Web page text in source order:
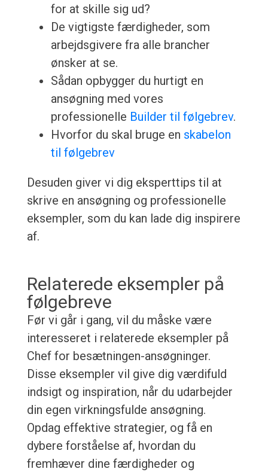
for at skille sig ud?
De vigtigste færdigheder, som
arbejdsgivere fra alle brancher
ønsker at se.
Sådan opbygger du hurtigt en
ansøgning med vores
professionelle Builder til følgebrev.
Hvorfor du skal bruge en skabelon
til følgebrev
Desuden giver vi dig eksperttips til at
skrive en ansøgning og professionelle
eksempler, som du kan lade dig inspirere
af.
Relaterede eksempler på
følgebreve
Før vi går i gang, vil du måske være
interesseret i relaterede eksempler på
Chef for besætningen-ansøgninger.
Disse eksempler vil give dig værdifuld
indsigt og inspiration, når du udarbejder
din egen virkningsfulde ansøgning.
Opdag effektive strategier, og få en
dybere forståelse af, hvordan du
fremhæver dine færdigheder og